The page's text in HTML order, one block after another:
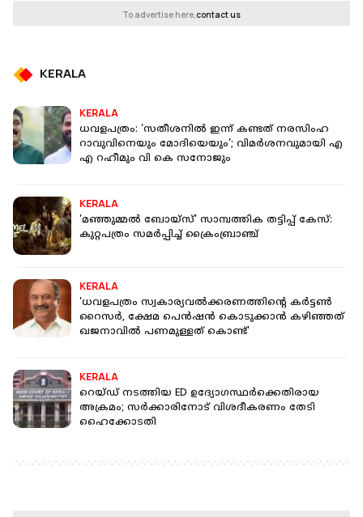
To advertise here,contact us
KERALA
KERALA
ധവളപത്രം: 'സതീശനില്‍ ഇന്ന് കണ്ടത് നരസിംഹ
റാവുവിനെയും മോദിയെയും'; വിമര്‍ശനവുമായി എ
എ റഹീമും വി കെ സനോജും
KERALA
'മഞ്ഞുമ്മൽ ബോയ്സ്' സാമ്പത്തിക തട്ടിപ്പ് കേസ്:
കുറ്റപത്രം സമർപ്പിച്ച് ക്രൈംബ്രാഞ്ച്
KERALA
'ധവളപത്രം സ്വകാര്യവൽക്കരണത്തിൻ്റെ കർട്ടൺ
റൈസർ, ക്ഷേമ പെൻഷൻ കൊടുക്കാൻ കഴിഞ്ഞത്
ഖജനാവിൽ പണമുള്ളത് കൊണ്ട്'
KERALA
റെയ്ഡ് നടത്തിയ ED ഉദ്യോഗസ്ഥർക്കെതിരായ
അക്രമം; സര്‍ക്കാരിനോട് വിശദീകരണം തേടി
ഹെെക്കോടതി